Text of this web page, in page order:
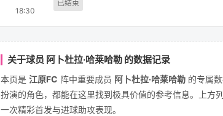
18:30
已结束
关于球员 阿卜杜拉·哈莱哈勒 的数据记录
本页是 江原FC 阵中重要成员 阿卜杜拉·哈莱哈勒 的专属
扮演的角色，都能在这里找到极具价值的参考信息。上方
一次精彩首发与进球助攻表现。